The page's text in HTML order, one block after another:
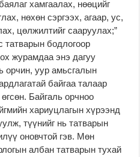
хамгаалах, нөөцийг
нөхөн сэргээх, агаар, ус,
цөлжилтийг сааруулах;”
татварын бодлогоор
журамдаа энэ дагуу
орчин, уур амьсгалын
байгаа талаар
Байгаль орчноо
хариуцлагын хүрээнд
түүнийг нь татварын
оновчтой гэв. Мөн
албан татварын тухай